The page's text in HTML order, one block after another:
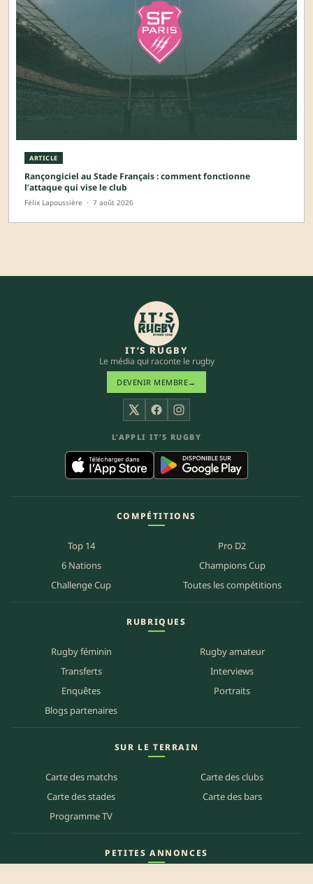
ARTICLE
Rançongiciel au Stade Français : comment fonctionne
l’attaque qui vise le club
Félix Lapoussière · 7 août 2026
IT’S RUGBY
Le média qui raconte le rugby
DEVENIR MEMBRE→
X FacebookInstagram
L’APPLI IT’S RUGBY
COMPÉTITIONS
Top 14
Pro D2
6 Nations
Champions Cup
Challenge Cup
Toutes les compétitions
RUBRIQUES
Rugby féminin
Rugby amateur
Transferts
Interviews
Enquêtes
Portraits
Blogs partenaires
SUR LE TERRAIN
Carte des matchs
Carte des clubs
Carte des stades
Carte des bars
Programme TV
PETITES ANNONCES